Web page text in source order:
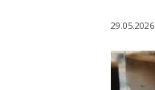
29.05.2026